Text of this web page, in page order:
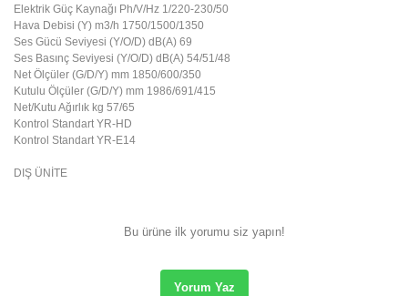
Elektrik Güç Kaynağı Ph/V/Hz 1/220-230/50
Hava Debisi (Y) m3/h 1750/1500/1350
Ses Gücü Seviyesi (Y/O/D) dB(A) 69
Ses Basınç Seviyesi (Y/O/D) dB(A) 54/51/48
Net Ölçüler (G/D/Y) mm 1850/600/350
Kutulu Ölçüler (G/D/Y) mm 1986/691/415
Net/Kutu Ağırlık kg 57/65
Kontrol Standart YR-HD
Kontrol Standart YR-E14
DIŞ ÜNİTE
Bu ürüne ilk yorumu siz yapın!
Yorum Yaz